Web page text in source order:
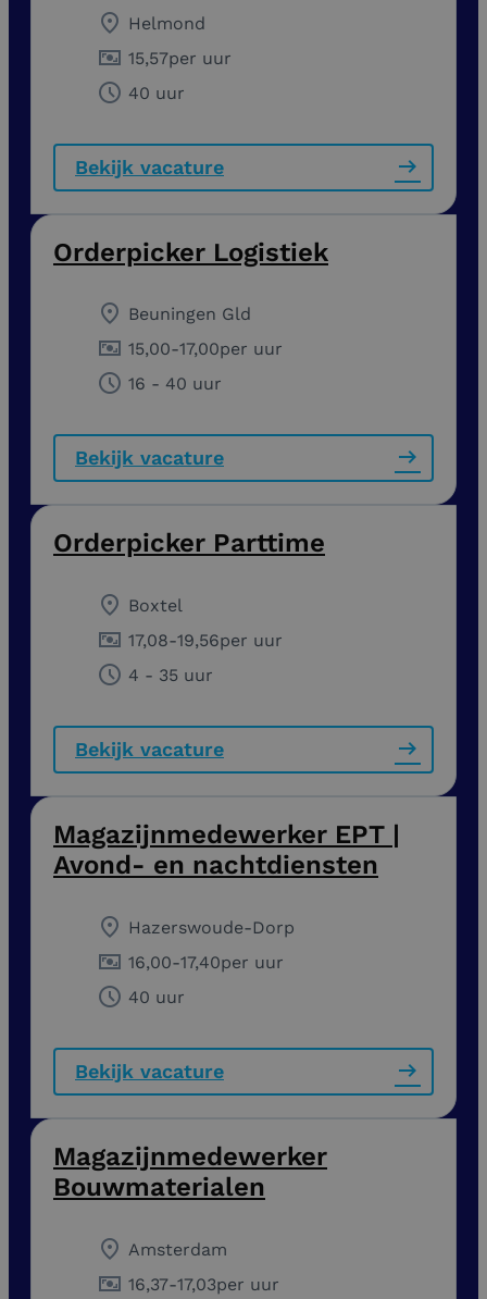
Helmond
15,57per uur
40 uur
Bekijk vacature
Orderpicker Logistiek
Beuningen Gld
15,00-17,00per uur
16 - 40 uur
Bekijk vacature
Orderpicker Parttime
Boxtel
17,08-19,56per uur
4 - 35 uur
Bekijk vacature
Magazijnmedewerker EPT |
Avond- en nachtdiensten
Hazerswoude-Dorp
16,00-17,40per uur
40 uur
Bekijk vacature
Magazijnmedewerker
Bouwmaterialen
Amsterdam
16,37-17,03per uur